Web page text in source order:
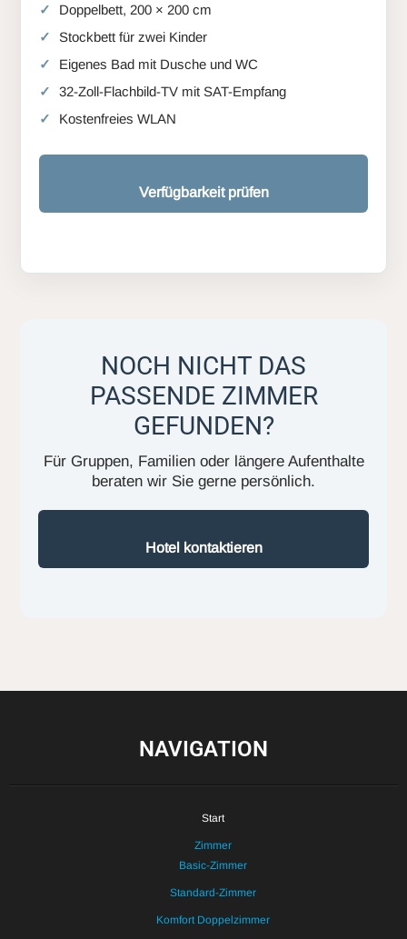
Doppelbett, 200 × 200 cm
Stockbett für zwei Kinder
Eigenes Bad mit Dusche und WC
32-Zoll-Flachbild-TV mit SAT-Empfang
Kostenfreies WLAN
Verfügbarkeit prüfen
NOCH NICHT DAS
PASSENDE ZIMMER
GEFUNDEN?
Für Gruppen, Familien oder längere Aufenthalte
beraten wir Sie gerne persönlich.
Hotel kontaktieren
NAVIGATION
Start
Zimmer
Basic-Zimmer
Standard-Zimmer
Komfort Doppelzimmer